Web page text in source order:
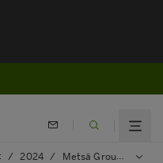
/ 2024 / Metsä Groupin vuoden 2024 tammi–kesäkuun vertailukelpoinen liiketulos 57 miljoonaa euroa